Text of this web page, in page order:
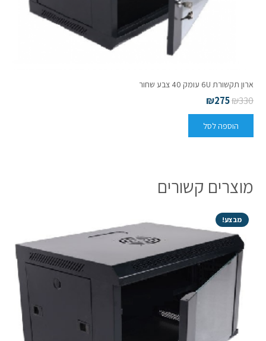
ארון תקשורת 6U עומק 40 צבע שחור
₪330
₪275
הוספה לסל
מוצרים קשורים
מבצע!